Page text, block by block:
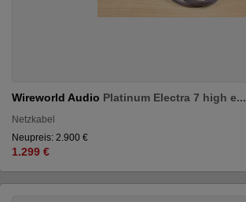
Wireworld Audio Platinum Electra 7 high e...
Netzkabel
Neupreis: 2.900 €
1.299 €